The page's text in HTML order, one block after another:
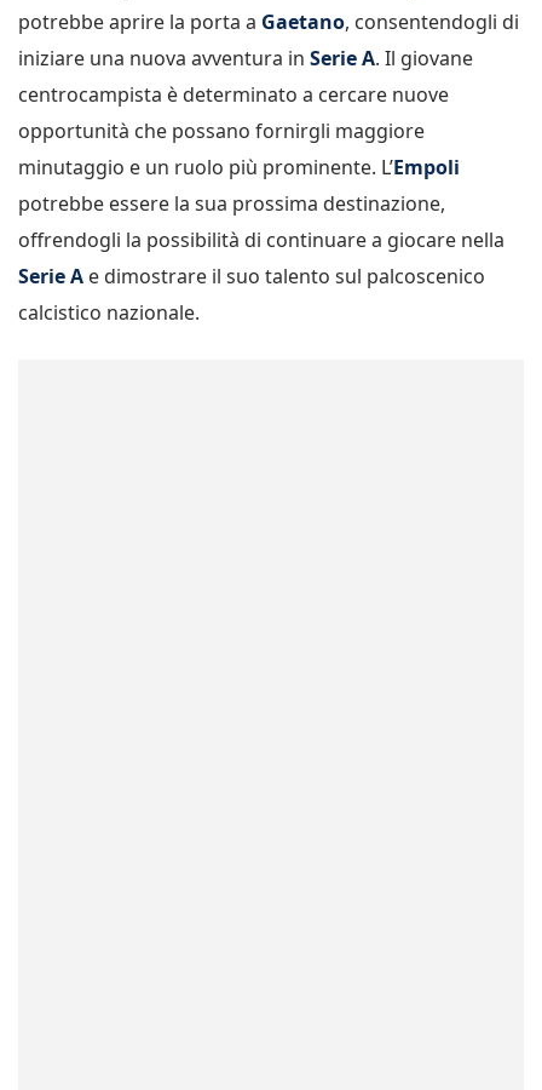
potrebbe aprire la porta a Gaetano, consentendogli di
iniziare una nuova avventura in Serie A. Il giovane
centrocampista è determinato a cercare nuove
opportunità che possano fornirgli maggiore
minutaggio e un ruolo più prominente. L’Empoli
potrebbe essere la sua prossima destinazione,
offrendogli la possibilità di continuare a giocare nella
Serie A e dimostrare il suo talento sul palcoscenico
calcistico nazionale.